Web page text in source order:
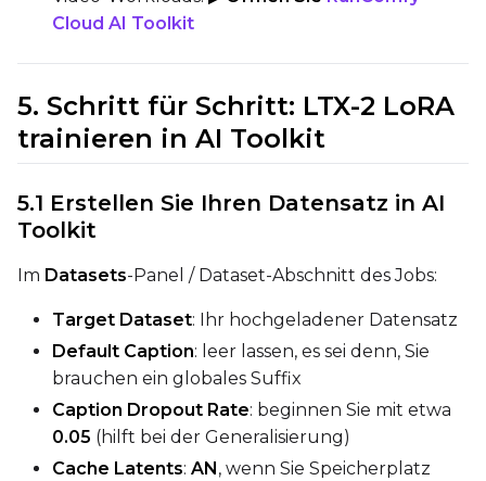
Prompt
LoRA Scale
Cloud AI Toolkit
5. Schritt für Schritt: LTX-2 LoRA
trainieren in AI Toolkit
5.1 Erstellen Sie Ihren Datensatz in AI
Toolkit
Im Datasets-Panel / Dataset-Abschnitt des Jobs:
Target Dataset: Ihr hochgeladener Datensatz
Default Caption: leer lassen, es sei denn, Sie
brauchen ein globales Suffix
Caption Dropout Rate: beginnen Sie mit etwa
0.05 (hilft bei der Generalisierung)
Cache Latents: AN, wenn Sie Speicherplatz